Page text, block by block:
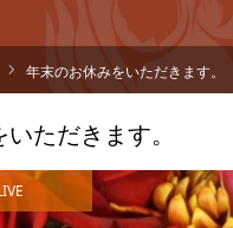
年末のお休みをいただきます。
ただきます。